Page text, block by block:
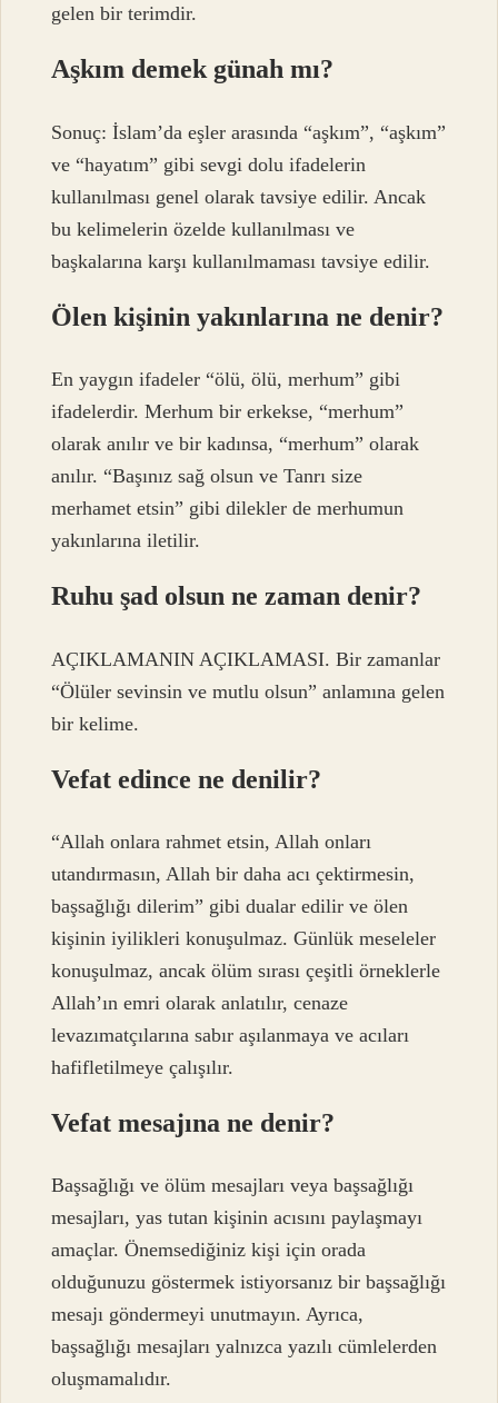
gelen bir terimdir.
Aşkım demek günah mı?
Sonuç: İslam’da eşler arasında “aşkım”, “aşkım”
ve “hayatım” gibi sevgi dolu ifadelerin
kullanılması genel olarak tavsiye edilir. Ancak
bu kelimelerin özelde kullanılması ve
başkalarına karşı kullanılmaması tavsiye edilir.
Ölen kişinin yakınlarına ne denir?
En yaygın ifadeler “ölü, ölü, merhum” gibi
ifadelerdir. Merhum bir erkekse, “merhum”
olarak anılır ve bir kadınsa, “merhum” olarak
anılır. “Başınız sağ olsun ve Tanrı size
merhamet etsin” gibi dilekler de merhumun
yakınlarına iletilir.
Ruhu şad olsun ne zaman denir?
AÇIKLAMANIN AÇIKLAMASI. Bir zamanlar
“Ölüler sevinsin ve mutlu olsun” anlamına gelen
bir kelime.
Vefat edince ne denilir?
“Allah onlara rahmet etsin, Allah onları
utandırmasın, Allah bir daha acı çektirmesin,
başsağlığı dilerim” gibi dualar edilir ve ölen
kişinin iyilikleri konuşulmaz. Günlük meseleler
konuşulmaz, ancak ölüm sırası çeşitli örneklerle
Allah’ın emri olarak anlatılır, cenaze
levazımatçılarına sabır aşılanmaya ve acıları
hafifletilmeye çalışılır.
Vefat mesajına ne denir?
Başsağlığı ve ölüm mesajları veya başsağlığı
mesajları, yas tutan kişinin acısını paylaşmayı
amaçlar. Önemsediğiniz kişi için orada
olduğunuzu göstermek istiyorsanız bir başsağlığı
mesajı göndermeyi unutmayın. Ayrıca,
başsağlığı mesajları yalnızca yazılı cümlelerden
oluşmamalıdır.